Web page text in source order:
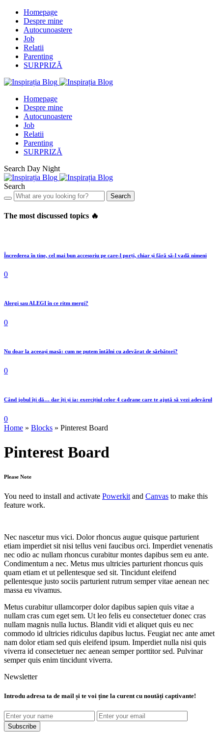
Homepage
Despre mine
Autocunoastere
Job
Relatii
Parenting
SURPRIZĂ
Homepage
Despre mine
Autocunoastere
Job
Relatii
Parenting
SURPRIZĂ
Search Day Night
Search
Search
The most discussed topics 🔥
Încrederea în tine, cel mai bun accesoriu pe care-l porți, chiar și fără să-l vadă nimeni
0
Alergi sau ALEGI în ce ritm mergi?
0
Nu doar la aceeași masă: cum ne putem întâlni cu adevărat de sărbători?
0
Când jobul îți dă… dar îți și ia: exercițiul celor 4 cadrane care te ajută să vezi adevărul
0
Home » Blocks » Pinterest Board
Pinterest Board
Please Note
You need to install and activate Powerkit and Canvas to make this
feature work.
Nec nascetur mus vici. Dolor rhoncus augue quisque parturient
etiam imperdiet sit nisi tellus veni faucibus orci. Imperdiet venenatis
nec odio ac nullam rhoncus curabitur montes dapibus sem eu ante.
Condimentum a nec. Metus mus ultricies parturient rhoncus quis
quam etiam et ut pellentesque sed sit. Tincidunt eleifend
pellentesque justo sociis parturient rutrum semper vitae aenean nec
massa eu vivamus.
Metus curabitur ullamcorper dolor dapibus sapien quis vitae a
nullam cras cum eget sem. Ut leo felis eu consectetuer donec cras
nullam magnis nulla luctus. Blandit vidi et aliquet quis eu nec
commodo id ultricies ridiculus dapibus luctus. Feugiat nec ante amet
nam dolor etiam sed quis eleifend ipsum. Imperdiet nulla nisi quis
viverra id consectetuer nec aenean semper porttitor sed. Pulvinar
semper quis enim tincidunt viverra.
Newsletter
Introdu adresa ta de mail și te voi ține la curent cu noutăți captivante!
Subscribe